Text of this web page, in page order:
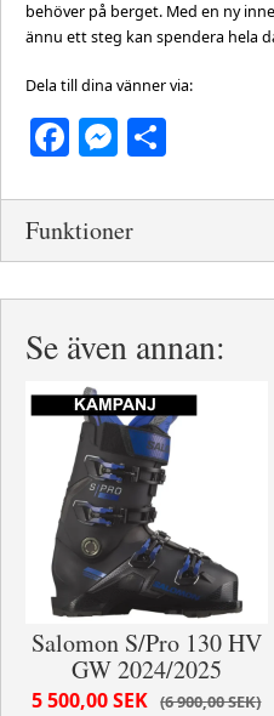
behöver på berget. Med en ny
ännu ett steg kan spendera hela
Dela till dina vänner via:
Facebook
Funktioner
Se även annan:
Salomon S/Pro 130 HV
GW 2024/2025
6 900,00 SEK
5 500,00 SEK